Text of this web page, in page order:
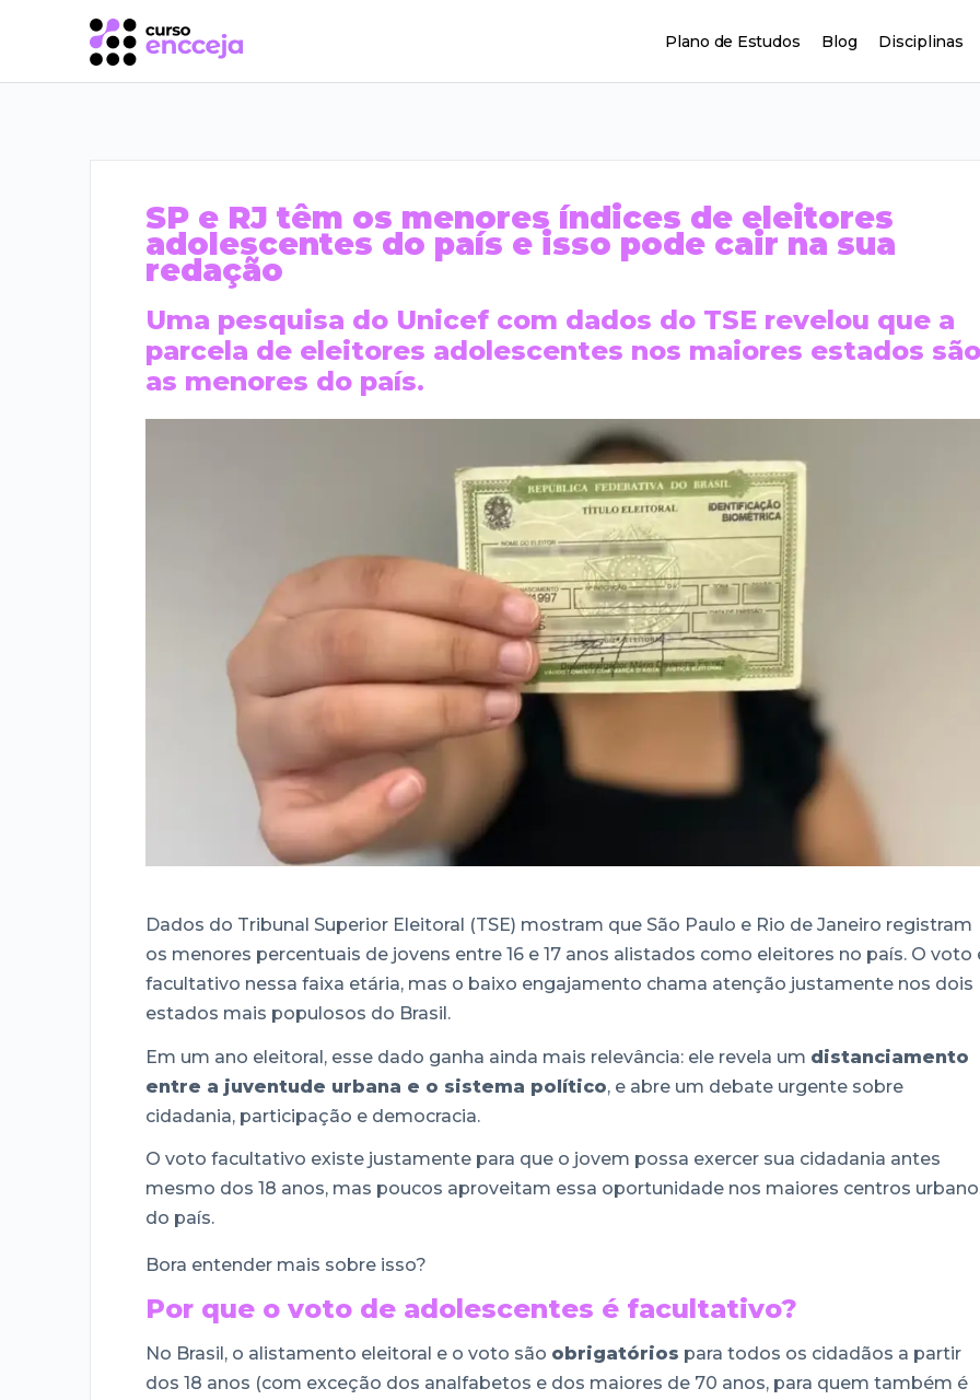
Plano de Estudos Blog Disciplinas
SP e RJ têm os menores índices de eleitores
adolescentes do país e isso pode cair na sua
redação
Uma pesquisa do Unicef com dados do TSE revelou que a
parcela de eleitores adolescentes nos maiores estados são
as menores do país.
Dados do Tribunal Superior Eleitoral (TSE) mostram que São Paulo e Rio de Janeiro registram
os menores percentuais de jovens entre 16 e 17 anos alistados como eleitores no país. O voto
facultativo nessa faixa etária, mas o baixo engajamento chama atenção justamente nos dois
estados mais populosos do Brasil.
Em um ano eleitoral, esse dado ganha ainda mais relevância: ele revela um distanciamento
entre a juventude urbana e o sistema político, e abre um debate urgente sobre
cidadania, participação e democracia.
O voto facultativo existe justamente para que o jovem possa exercer sua cidadania antes
mesmo dos 18 anos, mas poucos aproveitam essa oportunidade nos maiores centros
do país.
Bora entender mais sobre isso?
Por que o voto de adolescentes é facultativo?
No Brasil, o alistamento eleitoral e o voto são obrigatórios para todos os cidadãos a partir
dos 18 anos (com exceção dos analfabetos e dos maiores de 70 anos, para quem também é